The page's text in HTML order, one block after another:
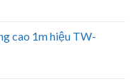
cao 1m hiệu TW-